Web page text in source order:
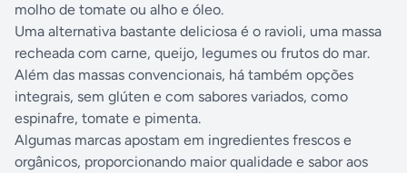
molho de tomate ou alho e óleo.
Uma alternativa bastante deliciosa é o ravioli, uma massa
recheada com carne, queijo, legumes ou frutos do mar.
Além das massas convencionais, há também opções
integrais, sem glúten e com sabores variados, como
espinafre, tomate e pimenta.
Algumas marcas apostam em ingredientes frescos e
orgânicos, proporcionando maior qualidade e sabor aos